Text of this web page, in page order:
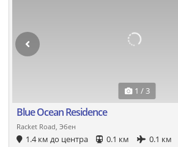
1 / 3
Blue Ocean Residence
Racket Road, Эбен
1.4 км до центра 0.1 км
0.1 км